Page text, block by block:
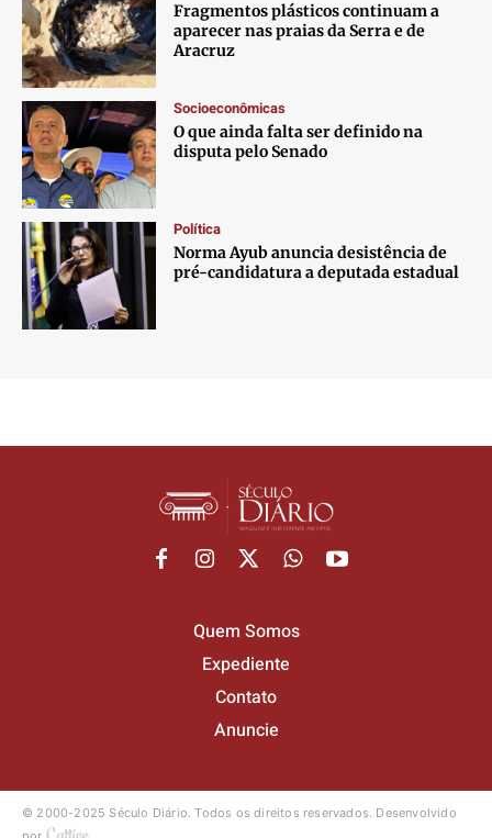
Fragmentos plásticos continuam a
aparecer nas praias da Serra e de
Aracruz
Socioeconômicas
O que ainda falta ser definido na
disputa pelo Senado
Política
Norma Ayub anuncia desistência de
pré-candidatura a deputada estadual
Quem Somos
Expediente
Contato
Anuncie
© 2000-2025 Século Diário.Todos os direitos reservados. Desenvolvido